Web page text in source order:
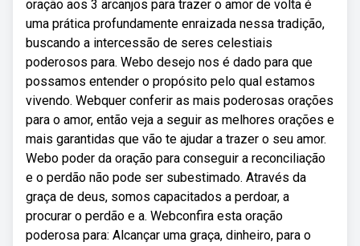
oração aos 3 arcanjos para trazer o amor de volta é
uma prática profundamente enraizada nessa tradição,
buscando a intercessão de seres celestiais
poderosos para. Webo desejo nos é dado para que
possamos entender o propósito pelo qual estamos
vivendo. Webquer conferir as mais poderosas orações
para o amor, então veja a seguir as melhores orações e
mais garantidas que vão te ajudar a trazer o seu amor.
Webo poder da oração para conseguir a reconciliação
e o perdão não pode ser subestimado. Através da
graça de deus, somos capacitados a perdoar, a
procurar o perdão e a. Webconfira esta oração
poderosa para: Alcançar uma graça, dinheiro, para o